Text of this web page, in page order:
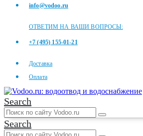
info@vodoo.ru
ОТВЕТИМ НА ВАШИ ВОПРОСЫ:
+7 (495) 155-01-21
Доставка
Оплата
Search
Search